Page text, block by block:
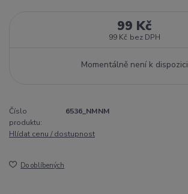
99 Kč
99 Kč bez DPH
Momentálně není k dispozici
Číslo
produktu:
6536_NMNM
Hlídat cenu / dostupnost
Do oblíbených